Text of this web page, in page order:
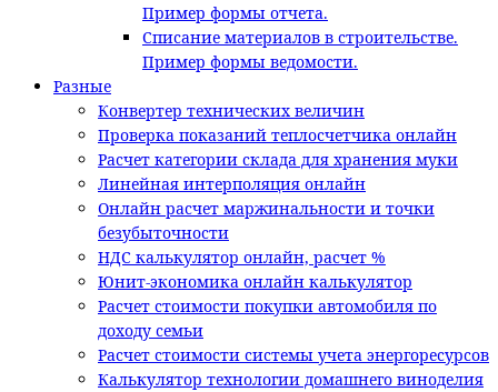
Пример формы отчета.
Списание материалов в строительстве.
Пример формы ведомости.
Разные
Конвертер технических величин
Проверка показаний теплосчетчика онлайн
Расчет категории склада для хранения муки
Линейная интерполяция онлайн
Онлайн расчет маржинальности и точки
безубыточности
НДС калькулятор онлайн, расчет %
Юнит-экономика онлайн калькулятор
Расчет стоимости покупки автомобиля по
доходу семьи
Расчет стоимости системы учета энергоресурсов
Калькулятор технологии домашнего виноделия